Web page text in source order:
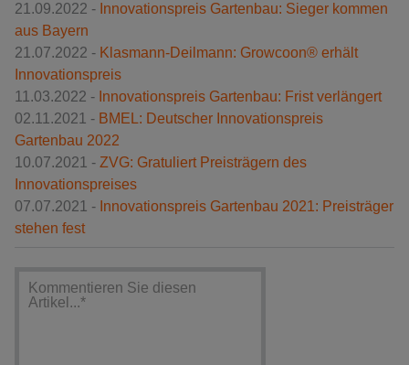
21.09.2022 - Innovationspreis Gartenbau: Sieger kommen
aus Bayern
21.07.2022 - Klasmann-Deilmann: Growcoon® erhält
Innovationspreis
11.03.2022 - Innovationspreis Gartenbau: Frist verlängert
02.11.2021 - BMEL: Deutscher Innovationspreis
Gartenbau 2022
10.07.2021 - ZVG: Gratuliert Preisträgern des
Innovationspreises
07.07.2021 - Innovationspreis Gartenbau 2021: Preisträger
stehen fest